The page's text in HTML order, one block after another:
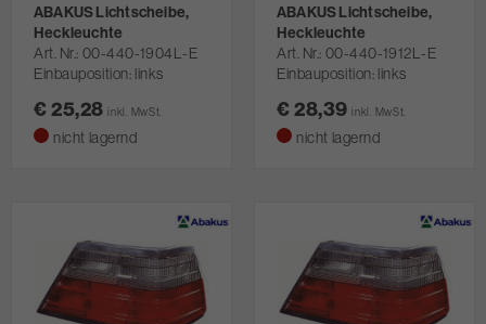
ABAKUS Lichtscheibe,
Heckleuchte
Art. Nr. 00-440-1904L-E
Einbauposition: links
€ 25,28inkl. MwSt.
nicht lagernd
ABAKUS Lichtscheibe,
Heckleuchte
Art. Nr. 00-440-1912L-E
Einbauposition: links
€ 28,39inkl. MwSt.
nicht lagernd